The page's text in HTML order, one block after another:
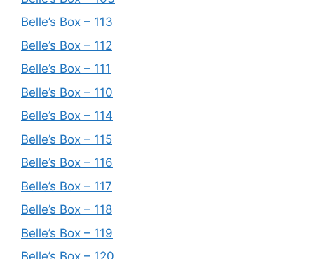
Belle’s Box – 113
Belle’s Box – 112
Belle’s Box – 111
Belle’s Box – 110
Belle’s Box – 114
Belle’s Box – 115
Belle’s Box – 116
Belle’s Box – 117
Belle’s Box – 118
Belle’s Box – 119